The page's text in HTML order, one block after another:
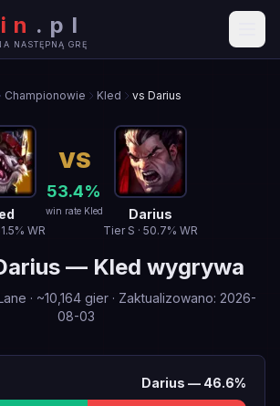
. pl
NASTĘPNĄ GRĘ
Championowie Kled vs Darius
% WR
VS
53.4%
win rate Kled Darius
Tier S · 50.7% WR
— Kled wygrywa
· ~10,164 gier · Zaktualizowano: 2026-
08-03
Darius — 46.6%